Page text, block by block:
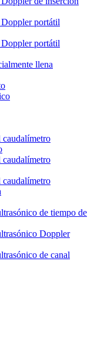
portátil
portátil
llena
de tiempo de
Doppler
de canal